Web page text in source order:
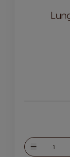
Verlagen